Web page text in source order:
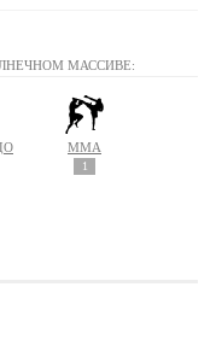
МАССИВЕ:
MMA
1